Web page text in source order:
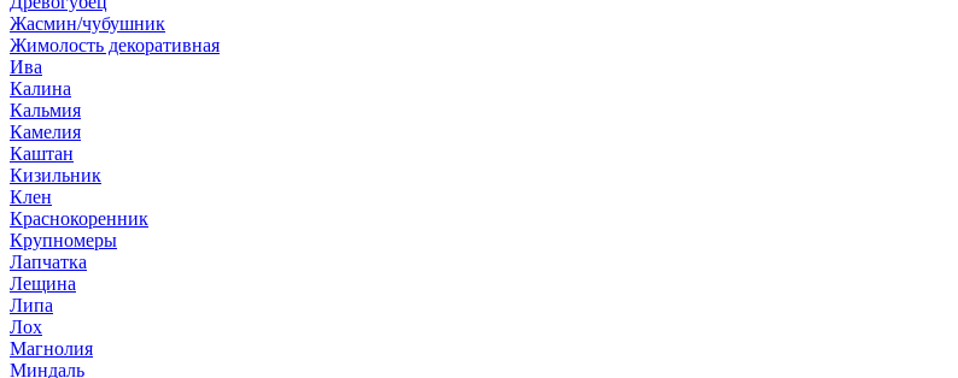
Жасмин/чубушник
Жимолость декоративная
Ива
Калина
Кальмия
Камелия
Каштан
Кизильник
Клен
Краснокоренник
Крупномеры
Лапчатка
Лещина
Липа
Лох
Магнолия
Миндаль